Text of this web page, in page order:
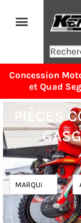
Concession
et Quad
PIÈCES